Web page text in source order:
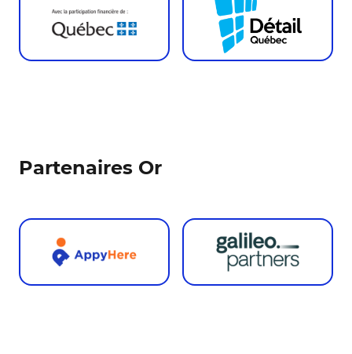
Partenaires Or